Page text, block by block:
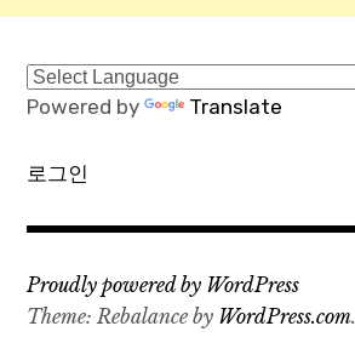
Powered by Translate
로그인
Proudly powered by WordPress
Theme: Rebalance by WordPress.com.